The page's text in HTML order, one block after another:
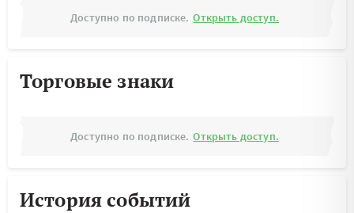
Доступно по подписке. Открыть доступ.
Торговые знаки
Доступно по подписке. Открыть доступ.
История событий